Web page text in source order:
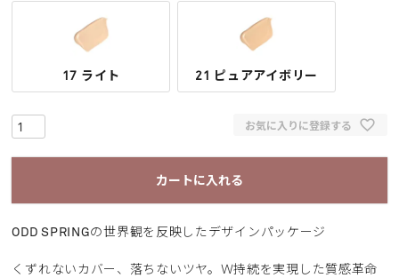
17 ライト 21 ピュアアイボリー
お気に入りに登録する
カートに入れる
ODD SPRINGの世界観を反映したデザインパッケージ
くずれないカバー、落ちないツヤ。Ｗ持続を実現した質感革命